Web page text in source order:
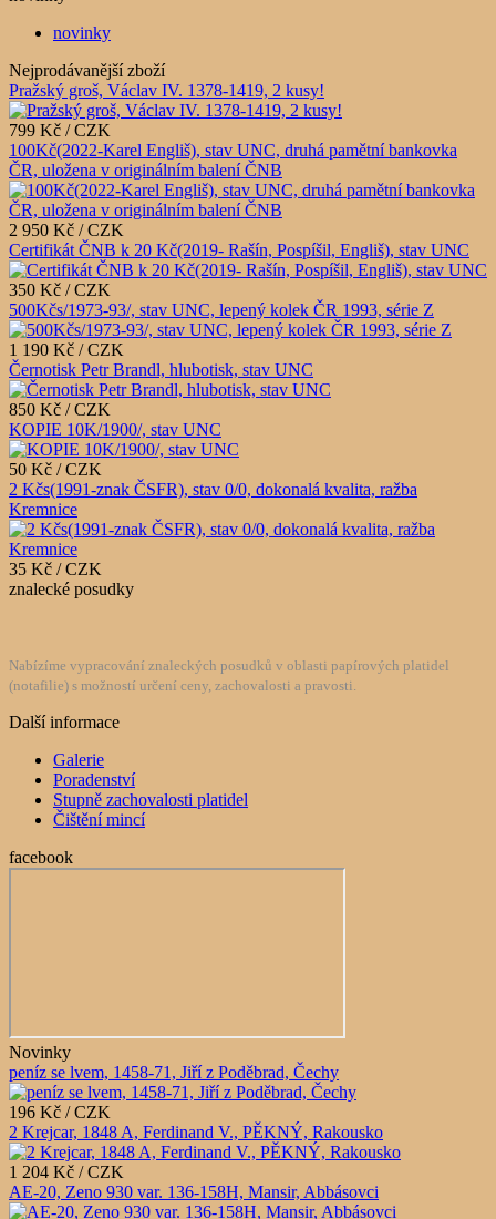
novinky
Nejprodávanější zboží
Pražský groš, Václav IV. 1378-1419, 2 kusy!
799 Kč / CZK
100Kč(2022-Karel Engliš), stav UNC, druhá pamětní bankovka
ČR, uložena v originálním balení ČNB
2 950 Kč / CZK
Certifikát ČNB k 20 Kč(2019- Rašín, Pospíšil, Engliš), stav UNC
350 Kč / CZK
500Kčs/1973-93/, stav UNC, lepený kolek ČR 1993, série Z
1 190 Kč / CZK
Černotisk Petr Brandl, hlubotisk, stav UNC
850 Kč / CZK
KOPIE 10K/1900/, stav UNC
50 Kč / CZK
2 Kčs(1991-znak ČSFR), stav 0/0, dokonalá kvalita, ražba
Kremnice
35 Kč / CZK
znalecké posudky
Nabízíme vypracování znaleckých posudků v oblasti papírových platidel
(notafilie) s možností určení ceny, zachovalosti a pravosti.
Další informace
Galerie
Poradenství
Stupně zachovalosti platidel
Čištění mincí
facebook
Novinky
peníz se lvem, 1458-71, Jiří z Poděbrad, Čechy
196 Kč / CZK
2 Krejcar, 1848 A, Ferdinand V., PĚKNÝ, Rakousko
1 204 Kč / CZK
AE-20, Zeno 930 var. 136-158H, Mansir, Abbásovci